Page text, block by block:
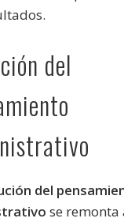
del
del
se remonta